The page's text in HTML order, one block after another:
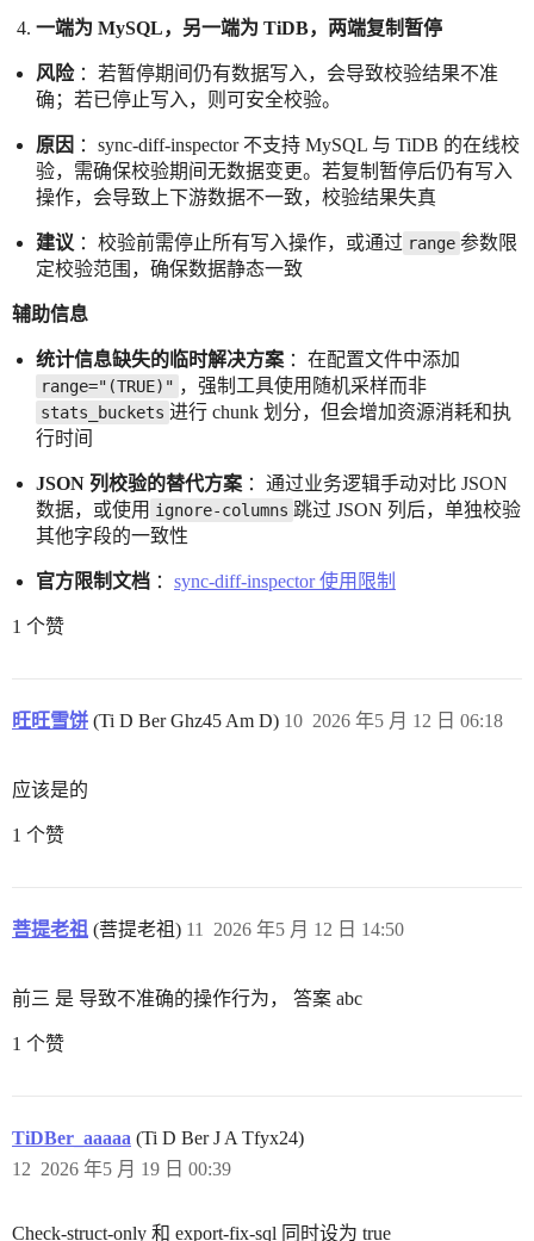
一端为 MySQL，另一端为 TiDB，两端复制暂停
风险：若暂停期间仍有数据写入，会导致校验结果不准
确；若已停止写入，则可安全校验。
原因 ：sync-diff-inspector 不支持 MySQL 与 TiDB 的在线校
验，需确保校验期间无数据变更。若复制暂停后仍有写入
操作，会导致上下游数据不一致，校验结果失真
建议 ：校验前需停止所有写入操作，或通过 range 参数限
定校验范围，确保数据静态一致
辅助信息
统计信息缺失的临时解决方案 ：在配置文件中添加
range="(TRUE)" ，强制工具使用随机采样而非
stats_buckets 进行 chunk 划分，但会增加资源消耗和执
行时间
JSON 列校验的替代方案 ：通过业务逻辑手动对比 JSON
数据，或使用 ignore-columns 跳过 JSON 列后，单独校验
其他字段的一致性
官方限制文档 ： sync-diff-inspector 使用限制
1 个赞
旺旺雪饼 (Ti D Ber Ghz45 Am D) 2026 年5 月 12 日 06:18
10
应该是的
1 个赞
菩提老祖 (菩提老祖) 2026 年5 月 12 日 14:50
11
前三 是 导致不准确的操作行为， 答案 abc
1 个赞
TiDBer_aaaaa (Ti D Ber J A Tfyx24)
2026 年5 月 19 日 00:39
12
Check-struct-only 和 export-fix-sql 同时设为 true